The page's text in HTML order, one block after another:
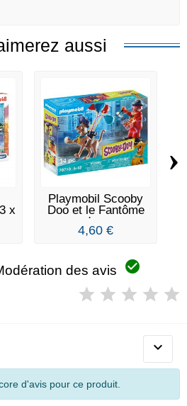
aussi
x
Playmobil Scooby
Doo et le Fantôme
du...
4,60 €
›
des avis 

d'avis pour ce produit.